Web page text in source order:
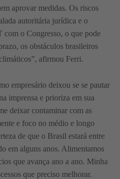
aprovar medidas. Os riscos
autoritária jurídica e o
com o Congresso, o que pode
os obstáculos brasileiros
afirmou Ferri.
empresário deixou se se pautar
imprensa e prioriza em sua
deixar contaminar com as
e foco no médio e longo
de que o Brasil estará entre
em alguns anos. Alimentamos
que avança ano a ano. Minha
que preciso melhorar.